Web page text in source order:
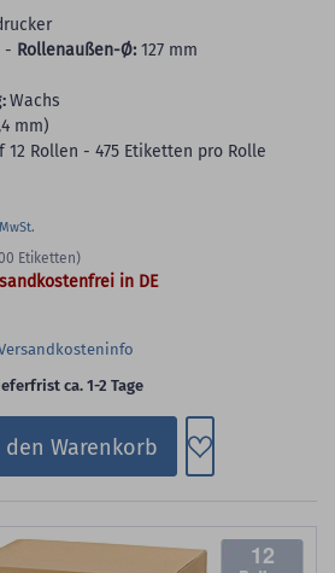
- Rollenaußen-Ø: 127 mm
Wachs
mm)
12 Rollen - 475 Etiketten pro Rolle
Etiketten)
in DE
ca. 1-2 Tage
den Warenkorb Zum
12